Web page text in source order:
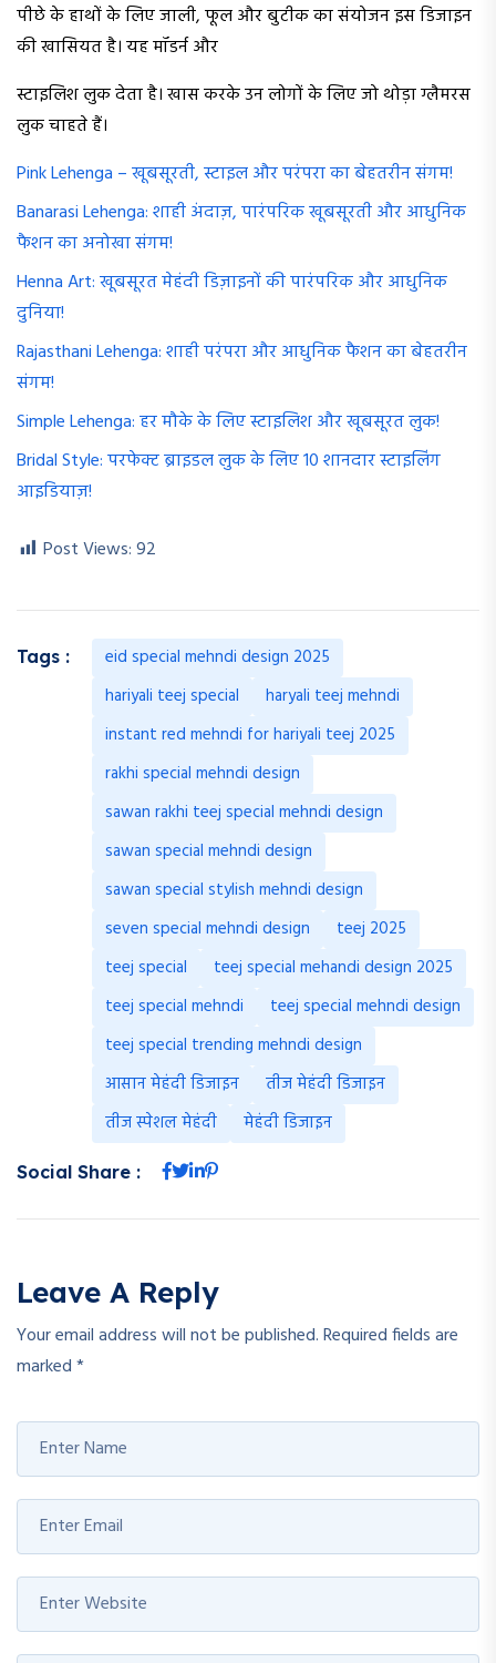
पीछे के हाथों के लिए जाली, फूल और बुटीक का संयोजन इस डिजाइन
की खासियत है। यह मॉडर्न और
स्टाइलिश लुक देता है। खास करके उन लोगों के लिए जो थोड़ा ग्लैमरस
लुक चाहते हैं।
Pink Lehenga – खूबसूरती, स्टाइल और परंपरा का बेहतरीन संगम!
Banarasi Lehenga: शाही अंदाज़, पारंपरिक खूबसूरती और आधुनिक
फैशन का अनोखा संगम!
Henna Art: खूबसूरत मेहंदी डिज़ाइनों की पारंपरिक और आधुनिक
दुनिया!
Rajasthani Lehenga: शाही परंपरा और आधुनिक फैशन का बेहतरीन
संगम!
Simple Lehenga: हर मौके के लिए स्टाइलिश और खूबसूरत लुक!
Bridal Style: परफेक्ट ब्राइडल लुक के लिए 10 शानदार स्टाइलिंग
आइडियाज़!
Post Views:92
Tags :
eid special mehndi design 2025
hariyali teej special
haryali teej mehndi
instant red mehndi for hariyali teej 2025
rakhi special mehndi design
sawan rakhi teej special mehndi design
sawan special mehndi design
sawan special stylish mehndi design
seven special mehndi design
teej 2025
teej special
teej special mehandi design 2025
teej special mehndi
teej special mehndi design
teej special trending mehndi design
आसान मेहंदी डिजाइन
तीज मेहंदी डिजाइन
तीज स्पेशल मेहंदी
मेहंदी डिजाइन
Social Share :
Leave A Reply
Your email address will not be published.Required fields are
marked*